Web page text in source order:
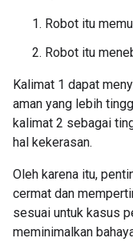
Robot itu
Robot itu
Kalimat 1 dapat
aman yang lebih
kalimat 2 sebagai
hal kekerasan.
Oleh karena itu,
cermat dan
sesuai untuk kasus
meminimalkan